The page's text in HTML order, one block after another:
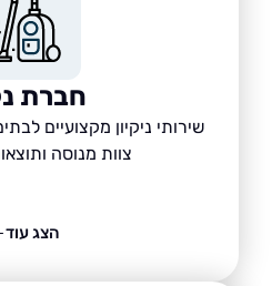
חברת נקיון
שירותי ניקיון מקצועיים לבתים,
צוות מנוסה ותוצאות